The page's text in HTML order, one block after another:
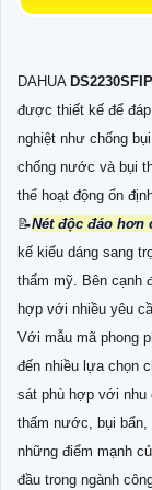
DAHUA
được thiết kế để
nghiệt như chống
chống nước và bụi
thể hoạt động ổn
📝Nét độc đáo hơn
kế kiểu dáng sang
thẩm mỹ. Bên cạnh
hợp với nhiều yêu
Với mẫu mã phong
đến nhiều lựa chọn
sát phù hợp với nhu
thấm nước, bụi bẩn,
những điểm mạnh
đầu trong ngành